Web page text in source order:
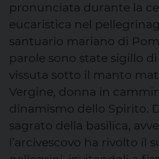
pronunciata durante la
eucaristica nel
santuario mariano di
parole sono state sigillo
vissuta sotto il manto
Vergine, donna in
dinamismo dello Spirito.
sagrato della basilica,
l’arcivescovo ha rivolto il